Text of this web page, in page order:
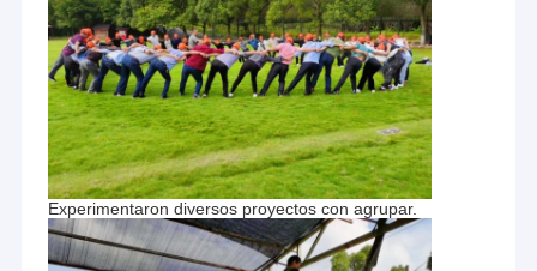
Experimentaron diversos proyectos con agrupar.